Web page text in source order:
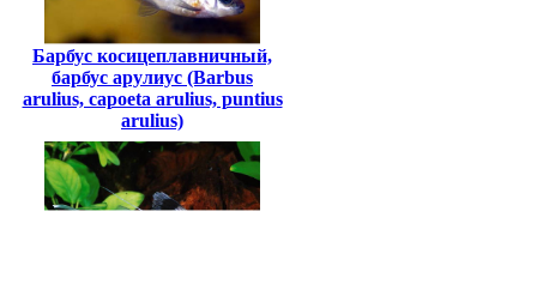
Барбус косицеплавничный,
барбус арулиус (Barbus
arulius, сapoeta arulius, puntius
arulius)